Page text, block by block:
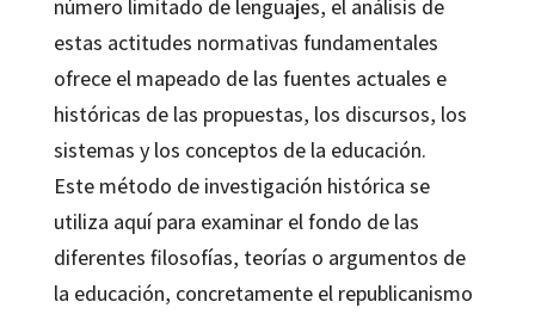
número limitado de lenguajes, el análisis de
estas actitudes normativas fundamentales
ofrece el mapeado de las fuentes actuales e
históricas de las propuestas, los discursos, los
sistemas y los conceptos de la educación.
Este método de investigación histórica se
utiliza aquí para examinar el fondo de las
diferentes filosofías, teorías o argumentos de
la educación, concretamente el republicanismo